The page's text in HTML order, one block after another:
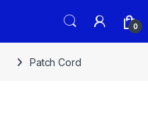
0
Patch Cord